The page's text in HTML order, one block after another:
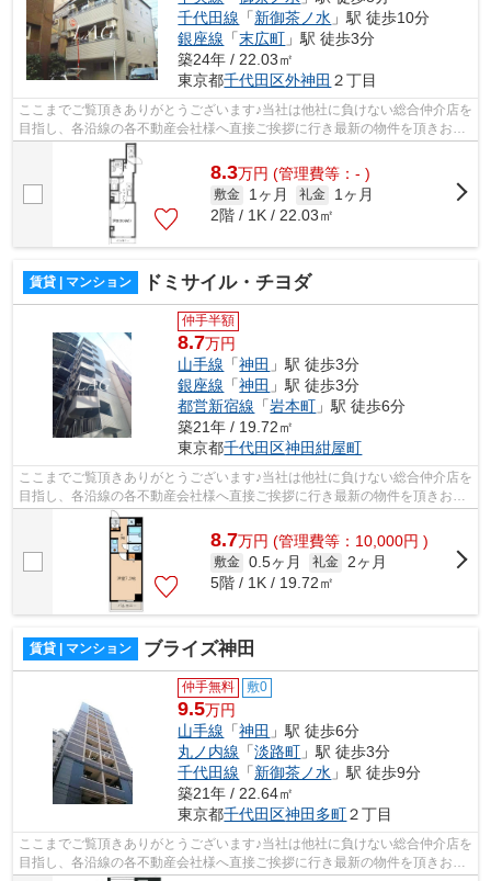
千代田線 「新御茶ノ水 」駅 徒歩10分
銀座線 「末広町 」駅 徒歩3分
築24年 / 22.03㎡
東京都千代田区外神田 ２丁目
ここまでご覧頂きありがとうございます♪当社は他社に負けない総合仲介店を
目指し、各沿線の各不動産会社様へ直接ご挨拶に行き最新の物件を頂きお客
様へ提供しております！最新の情報は...
8.3万円 (管理費等：- )
敷金 1ヶ月 礼金
1ヶ月
2階 / 1K / 22.03㎡
賃貸 | マンション ドミサイル・チヨダ
仲手半額
8.7万円
山手線 「神田 」駅 徒歩3分
銀座線 「神田 」駅 徒歩3分
都営新宿線 「岩本町 」駅 徒歩6分
築21年 / 19.72㎡
東京都千代田区神田紺屋町
ここまでご覧頂きありがとうございます♪当社は他社に負けない総合仲介店を
目指し、各沿線の各不動産会社様へ直接ご挨拶に行き最新の物件を頂きお客
様へ提供しております！最新の情報は...
8.7万円 (管理費等：10,000円 )
敷金 0.5ヶ月 礼金
2ヶ月
5階 / 1K / 19.72㎡
賃貸 | マンション ブライズ神田
仲手無料 敷0
9.5万円
山手線 「神田 」駅 徒歩6分
丸ノ内線 「淡路町 」駅 徒歩3分
千代田線 「新御茶ノ水 」駅 徒歩9分
築21年 / 22.64㎡
東京都千代田区神田多町２丁目
ここまでご覧頂きありがとうございます♪当社は他社に負けない総合仲介店を
目指し、各沿線の各不動産会社様へ直接ご挨拶に行き最新の物件を頂きお客